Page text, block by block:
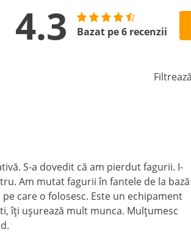
4.3 Bazat pe 6 recenzii
S-a dovedit că am pierdut fagurii. I-
Am mutat fagurii în fantele de la bază
care o folosesc. Este un echipament
îți ușurează mult munca. Mulțumesc